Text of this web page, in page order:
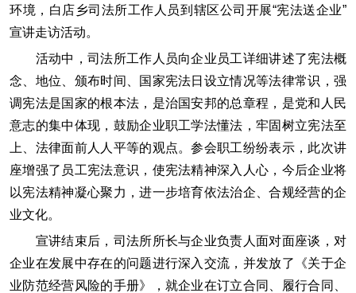
环境，白店乡司法所工作人员到辖区公司开展“宪法送企业”
宣讲走访活动。
活动中，司法所工作人员向企业员工详细讲述了宪法概
念、地位、颁布时间、国家宪法日设立情况等法律常识，强
调宪法是国家的根本法，是治国安邦的总章程，是党和人民
意志的集中体现，鼓励企业职工学法懂法，牢固树立宪法至
上、法律面前人人平等的观点。参会职工纷纷表示，此次讲
座增强了员工宪法意识，使宪法精神深入人心，今后企业将
以宪法精神凝心聚力，进一步培育依法治企、合规经营的企
业文化。
宣讲结束后，司法所所长与企业负责人面对面座谈，对
企业在发展中存在的问题进行深入交流，并发放了《关于企
业防范经营风险的手册》，就企业在订立合同、履行合同、